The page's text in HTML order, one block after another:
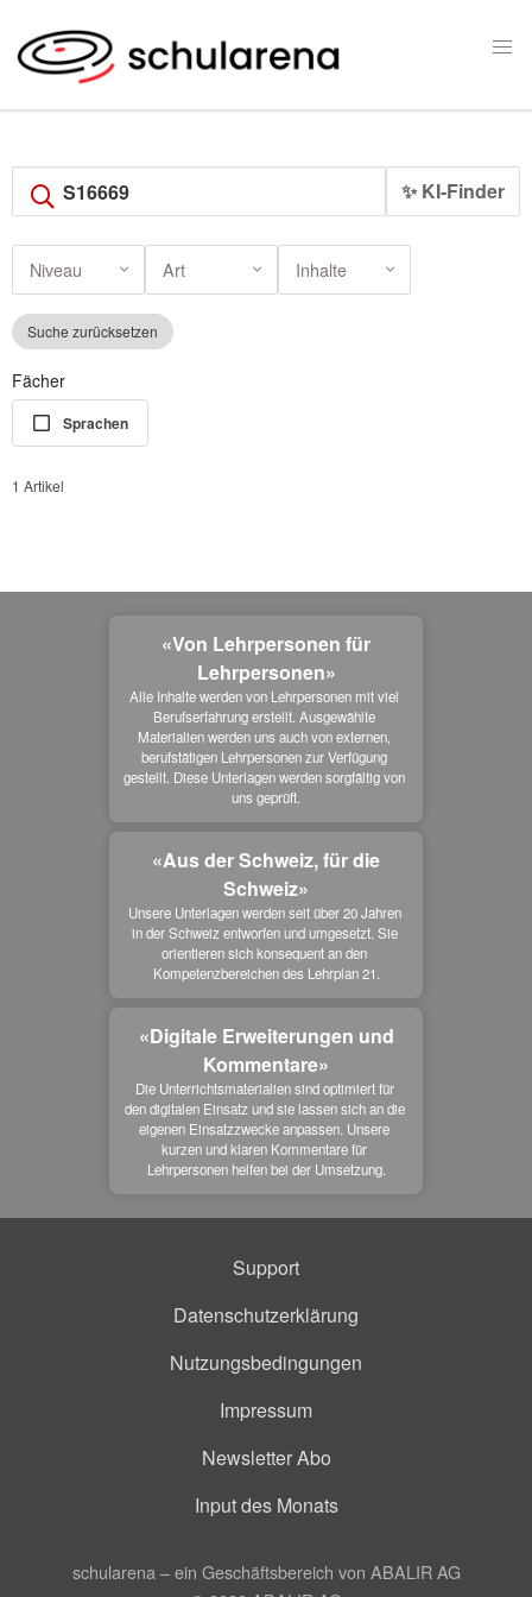
✨ KI-Finder
Niveau Art Inhalte
Suche zurücksetzen
Fächer
Sprachen
1 Artikel
«Von Lehrpersonen für
Lehrpersonen»
Alle Inhalte werden von Lehrpersonen mit viel
Berufserfahrung erstellt. Ausgewählte
Materialien werden uns auch von externen,
berufstätigen Lehrpersonen zur Verfügung
gestellt. Diese Unterlagen werden sorgfältig von
uns geprüft.
«Aus der Schweiz, für die
Schweiz»
Unsere Unterlagen werden seit über 20 Jahren
in der Schweiz entworfen und umgesetzt. Sie
orientieren sich konsequent an den
Kompetenzbereichen des Lehrplan 21.
«Digitale Erweiterungen und
Kommentare»
Die Unterrichtsmaterialien sind optimiert für
den digitalen Einsatz und sie lassen sich an die
eigenen Einsatzzwecke anpassen. Unsere
kurzen und klaren Kommentare für
Lehrpersonen helfen bei der Umsetzung.
Support
Datenschutzerklärung
Nutzungsbedingungen
Impressum
Newsletter Abo
Input des Monats
schularena – ein Geschäftsbereich von ABALIR AG